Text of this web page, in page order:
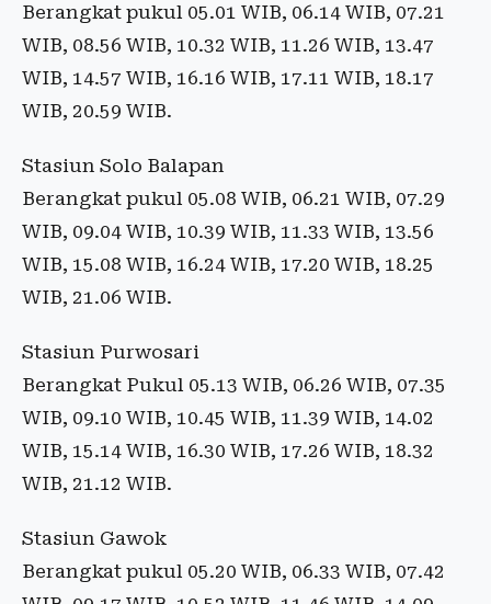
Berangkat pukul 05.01 WIB, 06.14 WIB, 07.21
WIB, 08.56 WIB, 10.32 WIB, 11.26 WIB, 13.47
WIB, 14.57 WIB, 16.16 WIB, 17.11 WIB, 18.17
WIB, 20.59 WIB.
Stasiun Solo Balapan
Berangkat pukul 05.08 WIB, 06.21 WIB, 07.29
WIB, 09.04 WIB, 10.39 WIB, 11.33 WIB, 13.56
WIB, 15.08 WIB, 16.24 WIB, 17.20 WIB, 18.25
WIB, 21.06 WIB.
Stasiun Purwosari
Berangkat Pukul 05.13 WIB, 06.26 WIB, 07.35
WIB, 09.10 WIB, 10.45 WIB, 11.39 WIB, 14.02
WIB, 15.14 WIB, 16.30 WIB, 17.26 WIB, 18.32
WIB, 21.12 WIB.
Stasiun Gawok
Berangkat pukul 05.20 WIB, 06.33 WIB, 07.42